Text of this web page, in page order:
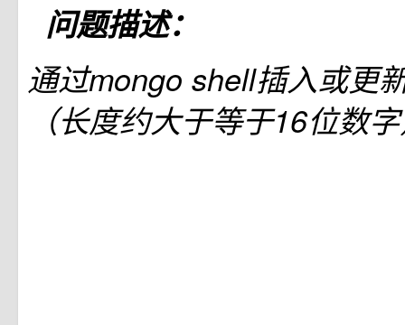
问题描述：
通过mongo shell插入或更
（长度约大于等于16位数